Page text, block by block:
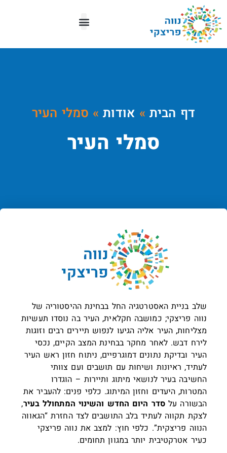
דף הבית» אודות» סמלי העיר
סמלי העיר
שלב בניית האסטרטגיה החל בבחינת ההיסטוריה של
נווה פריצקי; כמושבה חקלאית, העיר בה נוסדו תעשיות
מצליחות, העיר אליה הגיעו לנפוש תיירים רבים וזוגות
לירח דבש. לאחר מחקר בבחינת המצב הקיים, נכסי
העיר ובדיקת נתונים דמוגרפיים, ניתוח חזון ראש העיר
לעתיד, ראיונות ושיחות עם תושבים ועם צוותי
החשיבה בעיר לנושאי מיתוג ותיירות – הוגדרו
המטרות, היעדים וחזון המיתוג. כלפי פנים: להעביר את
הבשורה על סדר היום החדש והשינוי המתחולל בעיר,
לצקת תקווה לעתיד בלב התושבים לצד החזרת “הגאווה
הנווה פריצקית”. כלפי חוץ: למצב את נווה פריצקי
כעיר אטרקטיבית יותר במגוון תחומים.